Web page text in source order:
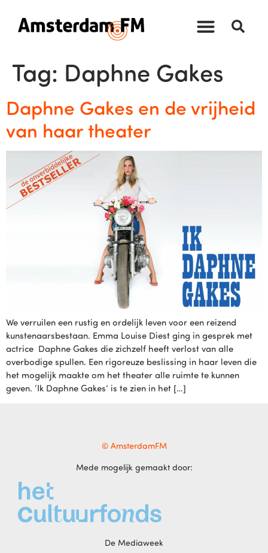
Tag: Daphne Gakes
Daphne Gakes en de vrijheid
van haar theater
We verruilen een rustig en ordelijk leven voor een reizend
kunstenaarsbestaan. Emma Louise Diest ging in gesprek met
actrice Daphne Gakes die zichzelf heeft verlost van alle
overbodige spullen. Een rigoreuze beslissing in haar leven die
het mogelijk maakte om het theater alle ruimte te kunnen
geven. ‘Ik Daphne Gakes’ is te zien in het […]
© AmsterdamFM
Mede mogelijk gemaakt door:
De Mediaweek